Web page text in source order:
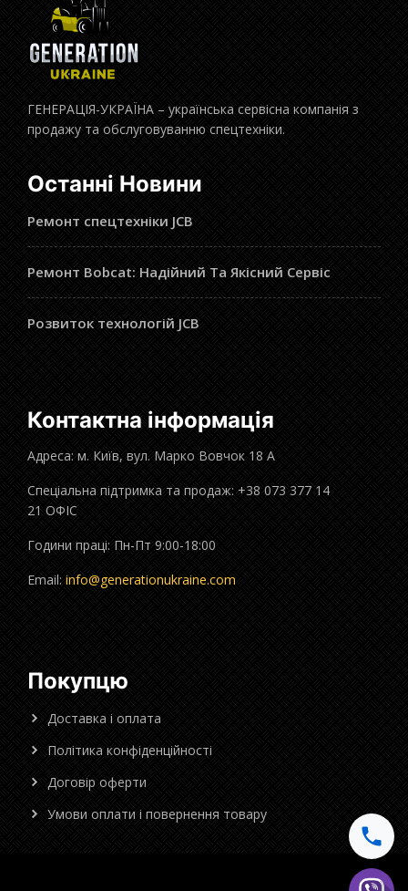
ГЕНЕРАЦІЯ-УКРАЇНА – українська сервісна компанія з
продажу та обслуговуванню спецтехніки.
Останні Новини
Ремонт спецтехніки JCB
Ремонт Bobcat: Надійний Та Якісний Сервіс
Розвиток технологій JCB
Контактна інформація
Адреса: м. Київ, вул. Марко Вовчок 18 А
Спеціальна підтримка та продаж: +38 073 377 14
21 ОФІС
Години праці: Пн-Пт 9:00-18:00
Email: info@generationukraine.com
Покупцю
Доставка і оплата
Політика конфіденційності
Договір оферти
Умови оплати і повернення товару